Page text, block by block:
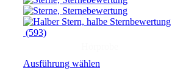
(593)
Ausführung wählen